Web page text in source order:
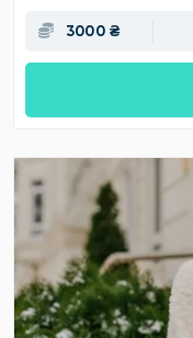
3000 ₴